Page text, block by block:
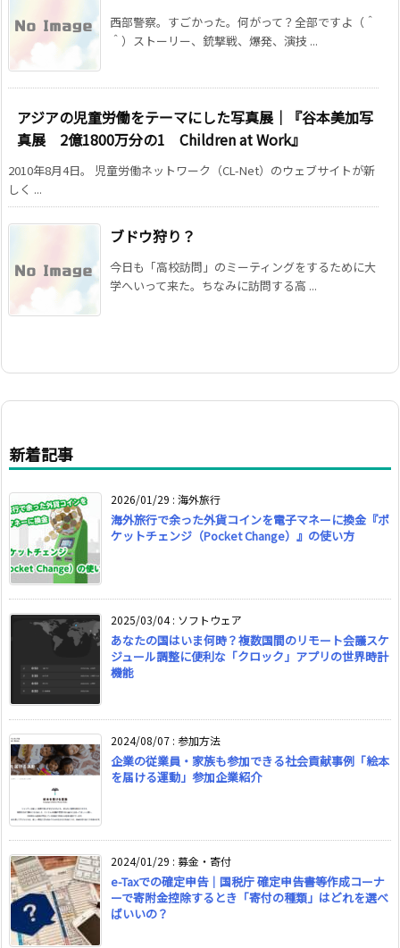
西部警察。すごかった。何がって？全部ですよ（＾
＾）ストーリー、銃撃戦、爆発、演技 ...
アジアの児童労働をテーマにした写真展｜『谷本美加写
真展 2億1800万分の1 Children at Work』
2010年8月4日。 児童労働ネットワーク（CL-Net）のウェブサイトが新
しく ...
ブドウ狩り？
今日も「高校訪問」のミーティングをするために大
学へいって来た。ちなみに訪問する高 ...
新着記事
2026/01/29 : 海外旅行
海外旅行で余った外貨コインを電子マネーに換金『ポ
ケットチェンジ（Pocket Change）』の使い方
2025/03/04: ソフトウェア
あなたの国はいま何時？複数国間のリモート会議スケ
ジュール調整に便利な「クロック」アプリの世界時計
機能
2024/08/07 : 参加方法
企業の従業員・家族も参加できる社会貢献事例「絵本
を届ける運動」参加企業紹介
2024/01/29 : 募金・寄付
e-Taxでの確定申告｜国税庁 確定申告書等作成コーナ
ーで寄附金控除するとき「寄付の種類」はどれを選べ
ばいいの？